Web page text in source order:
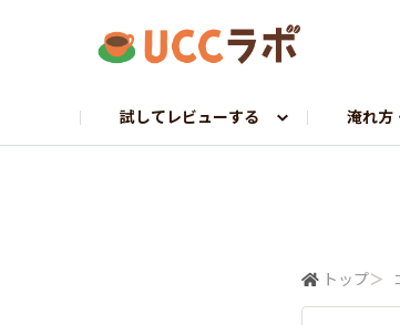
試してレビューする 淹れ方
トップ＞